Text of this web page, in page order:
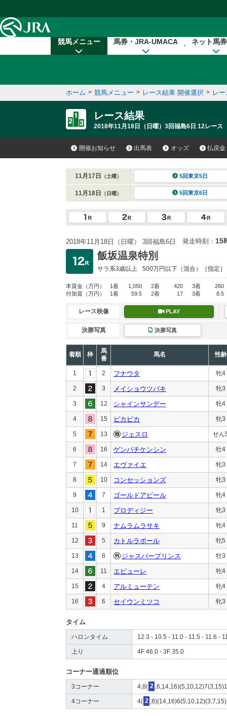
競馬メニュー 馬券・JRA-UMACA ネット馬
ホーム > 競馬メニュー > レース結果 開催選択 > レ
レース結果
2018年11月18日（日曜）3回福島6日 12レース
開催お知らせ 出馬表 オッズ 払戻金
11月17日 （土曜） 5回東京5日
11月18日 （日曜） 5回東京6日
2018年11月18日（日曜） 3回福島6日 発走時刻： 15
飯坂温泉特別
サラ系3歳以上 500万円以下 （混合）［指定］
本賞金 （万円） 1着 1,050 2着 420 3着
260
付加賞 （万円） 1着 59.5 2着 17 3着 8.5
レース映像 PLAY
決勝写真 決勝写真
着順 枠
馬
番
馬名 性齢
1 2 フナウタ 牝4
2 3 メイショウツバキ 牝3
3 12 シャインサンデー 牝4
4 15 ピカピカ 牝3
5 13 ジェスロ せん
6 16 ゲンパチケンシン 牡4
7 14 エヴァイエ 牝3
8 10 コンセッションズ 牝3
9 7 ゴールドアピール 牝4
10 1 プロディジー 牝3
11 9 ナムラムラサキ 牝4
12 5 カトルラポール 牝5
13 8 ジャスパープリンス 牡3
14 11 エピューレ 牝4
15 4 アルミューテン 牝4
16 6 セイウンミツコ 牝3
タイム
ハロンタイム 12.3 - 10.5 - 11.0 - 11.5 - 11.6 -
上り 4F 46.0 - 3F 35.0
コーナー通過順位
3コーナー 4,8( 2
4コーナー 4( 2